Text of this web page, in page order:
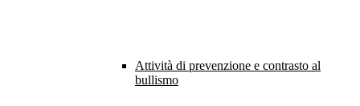
Attività di prevenzione e contrasto al
bullismo